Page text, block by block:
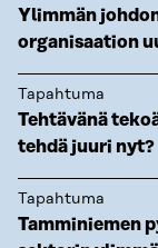
Ylimmän
organisaation
Tapahtuma
Tehtävänä
tehdä juuri nyt?
Tapahtuma
Tamminiemen